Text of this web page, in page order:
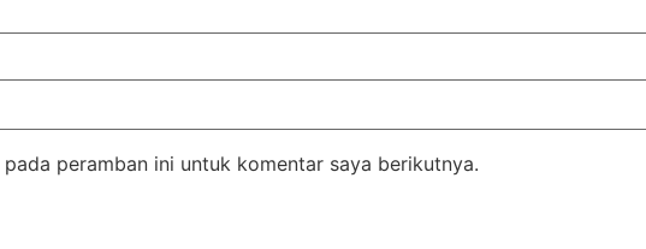
peramban ini untuk komentar saya berikutnya.